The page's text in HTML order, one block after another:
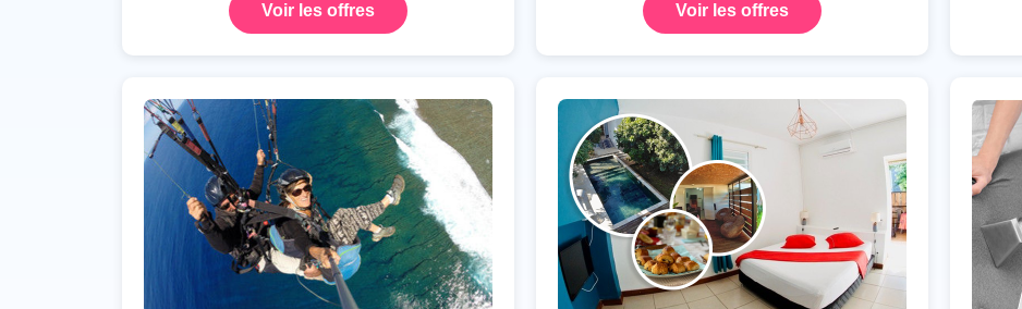
Voir les offres Voir les offres